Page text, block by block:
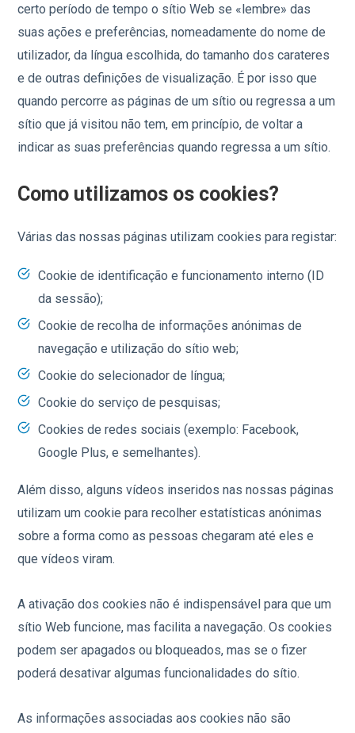
certo período de tempo o sítio Web se «lembre» das
suas ações e preferências, nomeadamente do nome de
utilizador, da língua escolhida, do tamanho dos carateres
e de outras definições de visualização. É por isso que
quando percorre as páginas de um sítio ou regressa a um
sítio que já visitou não tem, em princípio, de voltar a
indicar as suas preferências quando regressa a um sítio.
Como utilizamos os cookies?
Várias das nossas páginas utilizam cookies para registar:
Cookie de identificação e funcionamento interno (ID
da sessão);
Cookie de recolha de informações anónimas de
navegação e utilização do sítio web;
Cookie do selecionador de língua;
Cookie do serviço de pesquisas;
Cookies de redes sociais (exemplo: Facebook,
Google Plus, e semelhantes).
Além disso, alguns vídeos inseridos nas nossas páginas
utilizam um cookie para recolher estatísticas anónimas
sobre a forma como as pessoas chegaram até eles e
que vídeos viram.
A ativação dos cookies não é indispensável para que um
sítio Web funcione, mas facilita a navegação. Os cookies
podem ser apagados ou bloqueados, mas se o fizer
poderá desativar algumas funcionalidades do sítio.
As informações associadas aos cookies não são